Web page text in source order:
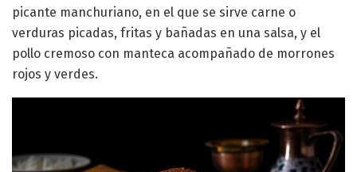
picante manchuriano, en el que se sirve carne o
verduras picadas, fritas y bañadas en una salsa, y el
pollo cremoso con manteca acompañado de morrones
rojos y verdes.